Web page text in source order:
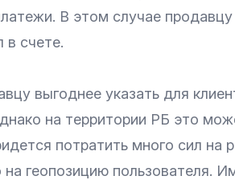
В этом случае
в счете.
выгоднее указать для
на территории РБ это
потратить много сил на
на геопозицию пользователя.